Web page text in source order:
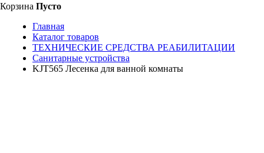
Корзина Пусто
Главная
Каталог товаров
ТЕХНИЧЕСКИЕ СРЕДСТВА РЕАБИЛИТАЦИИ
Санитарные устройства
KJT565 Лесенка для ванной комнаты